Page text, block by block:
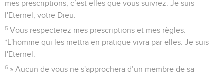
mes prescriptions, c’est elles que vous suivrez. Je suis
l'Eternel, votre Dieu.
5 Vous respecterez mes prescriptions et mes règles.
*L'homme qui les mettra en pratique vivra par elles. Je suis
l'Eternel.
6 » Aucun de vous ne s'approchera d’un membre de sa